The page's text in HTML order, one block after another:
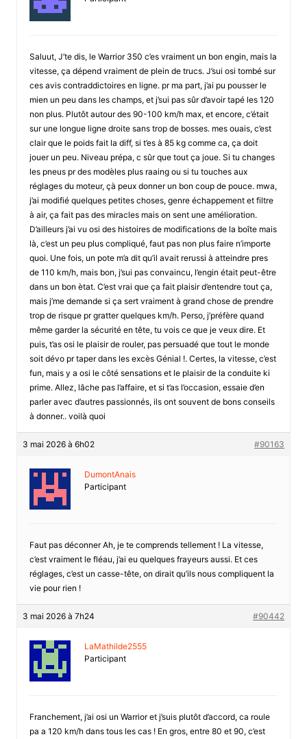
Saluut, J’te dis, le Warrior 350 c’es vraiment un bon engin, mais la
vitesse, ça dépend vraiment de plein de trucs. J’sui osi tombé sur
ces avis contraddictoires en ligne. pr ma part, j’ai pu pousser le
mien un peu dans les champs, et j’sui pas sûr d’avoir tapé les 120
non plus. Plutôt autour des 90-100 km/h max, et encore, c’était
sur une longue ligne droite sans trop de bosses. mes ouais, c’est
clair que le poids fait la diff, si t’es à 85 kg comme ca, ça doit
jouer un peu. Niveau prépa, c sûr que tout ça joue. Si tu changes
les pneus pr des modèles plus raaing ou si tu touches aux
réglages du moteur, çà peux donner un bon coup de pouce. mwa,
j’ai modifié quelques petites choses, genre échappement et filtre
à air, ça fait pas des miracles mais on sent une amélioration.
D’ailleurs j’ai vu osi des histoires de modifications de la boîte mais
là, c’est un peu plus compliqué, faut pas non plus faire n’importe
quoi. Une fois, un pote m’a dit qu’il avait rerussi à atteindre pres
de 110 km/h, mais bon, j’sui pas convaincu, l’engin était peut-être
dans un bon ètat. C’est vrai que ça fait plaisir d’entendre tout ça,
mais j’me demande si ça sert vraiment à grand chose de prendre
trop de risque pr gratter quelques km/h. Perso, j’préfère quand
même garder la sécurité en tête, tu vois ce que je veux dire. Et
puis, t’as osi le plaisir de rouler, pas persuadé que tout le monde
soit dévo pr taper dans les excès Génial !. Certes, la vitesse, c’est
fun, mais y a osi le côté sensations et le plaisir de la conduite ki
prime. Allez, lâche pas l’affaire, et si t’as l’occasion, essaie d’en
parler avec d’autres passionnés, ils ont souvent de bons conseils
à donner.. voilà quoi
3 mai 2026 à 6h02 #90163
DumontAnais
Participant
Faut pas déconner Ah, je te comprends tellement ! La vitesse,
c’est vraiment le fléau, j’ai eu quelques frayeurs aussi. Et ces
réglages, c’est un casse-tête, on dirait qu’ils nous compliquent la
vie pour rien !
3 mai 2026 à 7h24 #90442
LaMathilde2555
Participant
Franchement, j’ai osi un Warrior et j’suis plutôt d’accord, ca roule
pa a 120 km/h dans tous les cas ! En gros, entre 80 et 90, c’est